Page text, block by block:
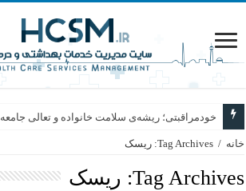
خودمراقبتی؛ ریشه‌ی سلامت خانواده و تعالی جامعه
خانه / Tag Archives: ریسک
Tag Archives: ریسک